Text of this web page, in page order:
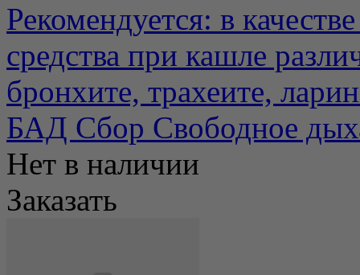
Рекомендуется: в
средства при кашле
бронхите, трахеите,
БАД Сбор Свободное
Нет в наличии
Заказать